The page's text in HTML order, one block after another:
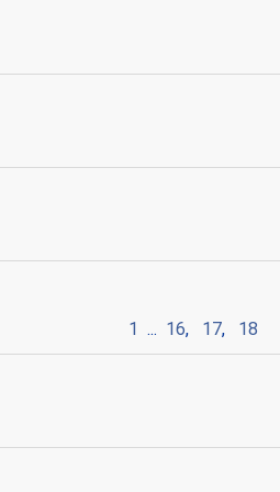
1 ... 16, 17, 18